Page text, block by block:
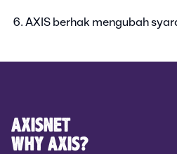
AXIS berhak mengubah
AXISNET
WHY AXIS?